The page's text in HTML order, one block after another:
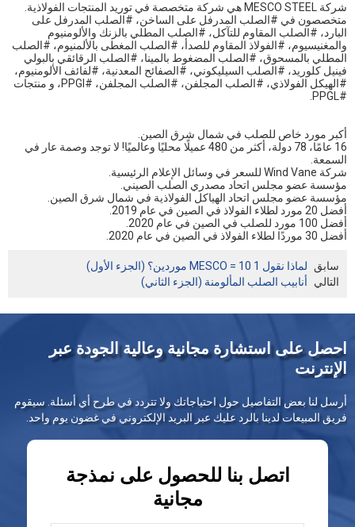
شركة MESCO STEEL هي شركة متخصصة في توريد المنتجات الفولاذية.
متخصصون في #الصلب المدرفل على الساخن، #الصلب المدرفل على
البارد، #الصلب المقاوم للتآكل، #الصلب المطلي بالزنك والألومنيوم
والمغنيسيوم، #الفولاذ المقاوم للصدأ، #الصلب المغطى بالألمنيوم، #الصلب
المطلي بالمسحوق، #الصلب المضغوط بالمينا، #الصلب الرقائقي بالبولي
فينيل كلوريد، #الصلب السيليكوني، #الصفائح المعدنية، #لفائف الألومنيوم،
#الهيكل الفولاذي، #الصلب المجلفن، #الصلب المجلفن، #PPGI، و منتجات
#PPGL.
أكبر مورد خاص للصلب في شمال شرق الصين.
16 عامًا، 78 دولة، أكثر من 480 عميلًا محليًا وعالميًا! لا توجد وصمة عار في
السمعة.
شركة Wind Vane للسعر في وسائل الإعلام الرئيسية.
مؤسسة عضو مجلس اتحاد مصدري الصلب الصيني.
مؤسسة عضو مجلس اتحاد الهياكل الفولاذية في شمال شرق الصين.
أفضل 20 مورد لطلاء الفولاذ في الصين في عام 2019.
أفضل 100 مورد للصلب في الصين في عام 2020.
أفضل 30 موردًا لطلاء الفولاذ في الصين في عام 2020.
سابق
لماذا نقول 1 MESCO = 10 موردين؟ (الجزء الأول)
التالي
أنابيب الصلب المألومنة (الجزء الثاني)
احصل على استشارة مجانية وعالية الجودة عبر
الإنترنت
أرسل لنا بعض التفاصيل حول احتياجاتك ولا تتردد في طرح أي أسئلة. سيقوم
فريق المبيعات لدينا بالرد عليك عبر البريد الإلكتروني في غضون يوم واحد.
اتصل بنا للحصول على نمذجة
مجانية